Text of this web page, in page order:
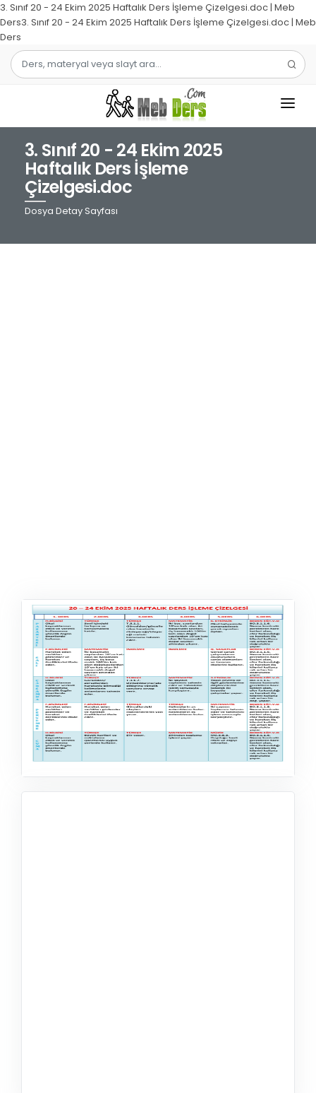
3. Sınıf 20 - 24 Ekim 2025 Haftalık Ders İşleme Çizelgesi.doc | Meb
Ders3. Sınıf 20 - 24 Ekim 2025 Haftalık Ders İşleme Çizelgesi.doc | Meb
Ders
1.SINIF
2.SINIF
3.SINIF
4.SINIF
3. Sınıf 20 - 24 Ekim 2025
Haftalık Ders İşleme
Çizelgesi.doc
Dosya Detay Sayfası